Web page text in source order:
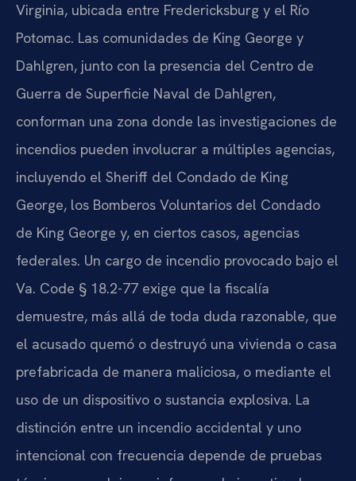
Virginia, ubicada entre Fredericksburg y el Río
Potomac. Las comunidades de King George y
Dahlgren, junto con la presencia del Centro de
Guerra de Superficie Naval de Dahlgren,
conforman una zona donde las investigaciones de
incendios pueden involucrar a múltiples agencias,
incluyendo el Sheriff del Condado de King
George, los Bomberos Voluntarios del Condado
de King George y, en ciertos casos, agencias
federales. Un cargo de incendio provocado bajo el
Va. Code § 18.2-77 exige que la fiscalía
demuestre, más allá de toda duda razonable, que
el acusado quemó o destruyó una vivienda o casa
prefabricada de manera maliciosa, o mediante el
uso de un dispositivo o sustancia explosiva. La
distinción entre un incendio accidental y uno
intencional con frecuencia depende de pruebas